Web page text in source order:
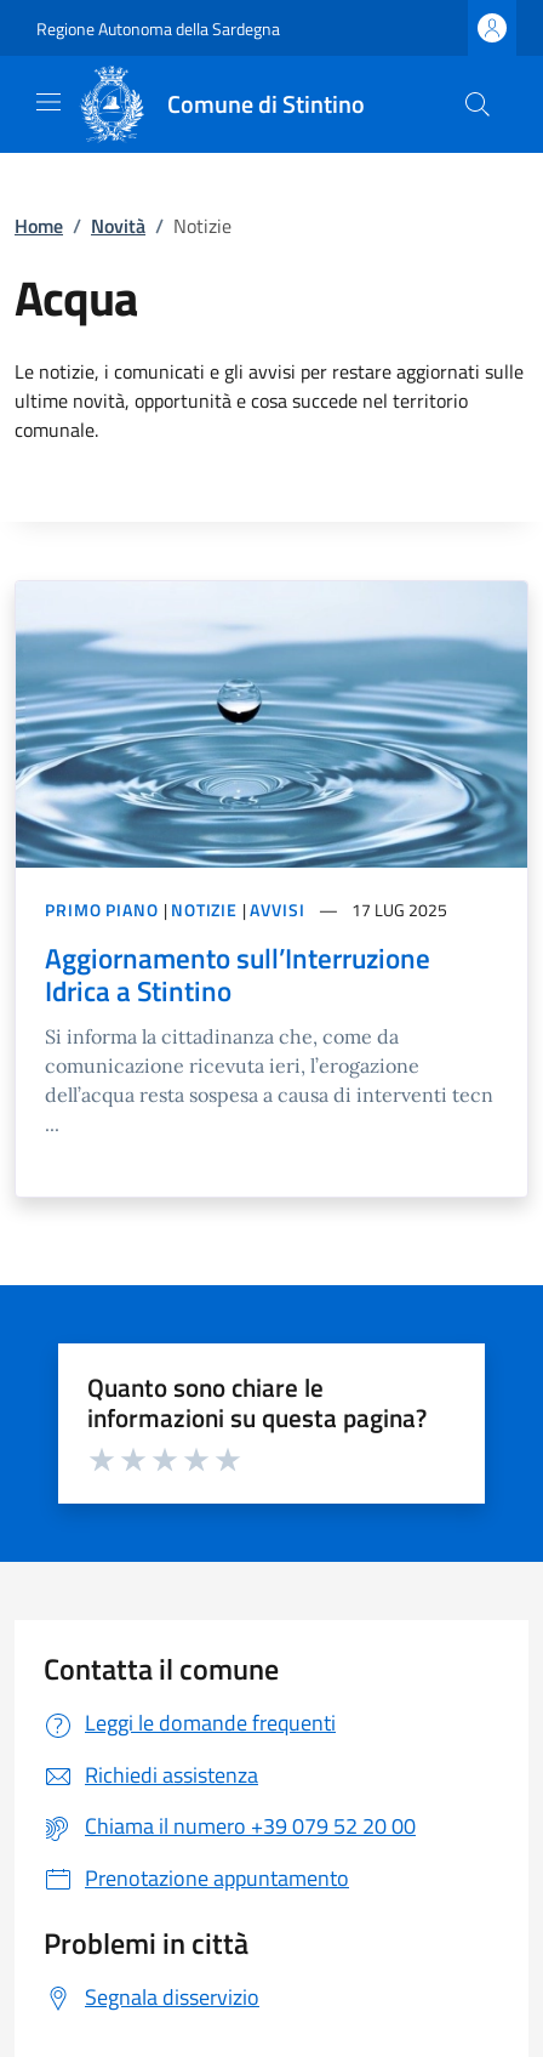
Regione Autonoma della Sardegna
Comune di Stintino
Home / Novità / Notizie
Acqua
Le notizie, i comunicati e gli avvisi per restare aggiornati sulle
ultime novità, opportunità e cosa succede nel territorio
comunale.
PRIMO PIANO |NOTIZIE |AVVISI 17 LUG 2025
Aggiornamento sull’Interruzione
Idrica a Stintino
Si informa la cittadinanza che, come da
comunicazione ricevuta ieri, l’erogazione
dell’acqua resta sospesa a causa di interventi tecn
...
Quanto sono chiare le
informazioni su questa pagina?
Valuta da 1 a 5 stelle la pagina
Contatta il comune
Leggi le domande frequenti
Richiedi assistenza
Chiama il numero +39 079 52 20 00
Prenotazione appuntamento
Problemi in città
Segnala disservizio